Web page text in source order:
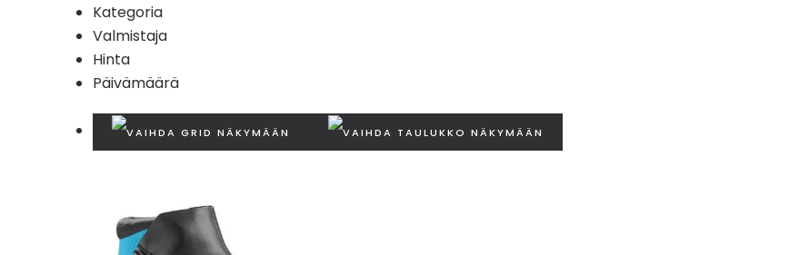
Kategoria
Valmistaja
Hinta
Päivämäärä